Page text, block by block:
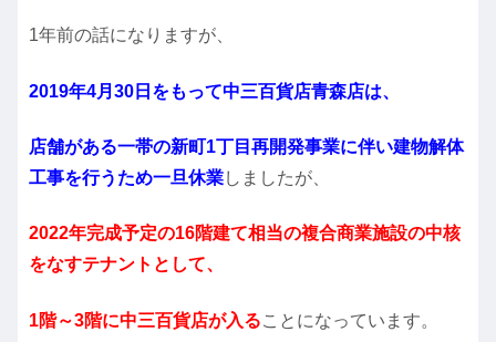
1年前の話になりますが、
2019年4月30日をもって中三百貨店青森店は、
店舗がある一帯の新町1丁目再開発事業に伴い建物解体
工事を行うため一旦休業しましたが、
2022年完成予定の16階建て相当の複合商業施設の中核
をなすテナントとして、
1階～3階に中三百貨店が入ることになっています。